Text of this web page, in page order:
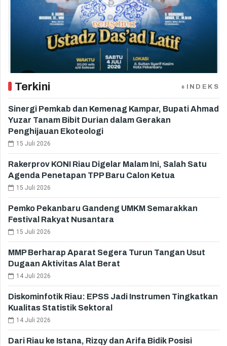
Terkini +INDEKS
Sinergi Pemkab dan Kemenag Kampar, Bupati Ahmad
Yuzar Tanam Bibit Durian dalam Gerakan
Penghijauan Ekoteologi
15 Juli 2026
Rakerprov KONI Riau Digelar Malam Ini, Salah Satu
Agenda Penetapan TPP Baru Calon Ketua
15 Juli 2026
Pemko Pekanbaru Gandeng UMKM Semarakkan
Festival Rakyat Nusantara
15 Juli 2026
MMP Berharap Aparat Segera Turun Tangan Usut
Dugaan Aktivitas Alat Berat
14 Juli 2026
Diskominfotik Riau: EPSS Jadi Instrumen Tingkatkan
Kualitas Statistik Sektoral
14 Juli 2026
Dari Riau ke Istana, Rizqy dan Arifa Bidik Posisi